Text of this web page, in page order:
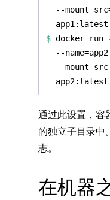
$ docker run
通过此设置，容
的独立子目录中
志。
在机器